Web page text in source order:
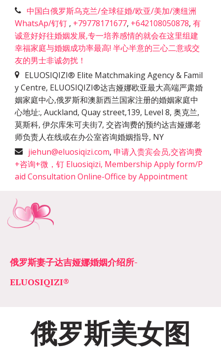
中国白俄罗斯乌克兰/全球征婚/欧亚/美加/澳纽洲
WhatsAp/钉钉 , +79778171677, +642108050878, 有
诚意好好往婚姻发展,专一培养感情的就会在这里组建
幸福家庭与婚姻成功率最高! 半心半意的三心二意或交
友的男士非诚勿扰！
ELUOSIQIZI® Elite Matchmaking Agency & Famil
y Centre, ELUOSIQIZI®达吉娅娜欧亚最大高端严肃婚
姻家庭中心,俄罗斯和澳新西兰国家注册的婚姻家庭中
心地址:, Auckland, Quay street,139, Level 8, 奥克兰,
莫斯科, 伊尔库朱可夫街7, 交咨询费的预约达吉娅娜老
师负责人在线或在办公室咨询婚姻指导, NY
jiehun@eluosiqizi.com, 申请入贵宾会员,交咨询费
+咨询+微，钉 Eluosiqizi, Membership Apply form/P
aid Consultation Online-Office by Appointment
俄罗斯妻子达吉娅娜婚姻介绍所­­
ELUOSIQIZI®
俄罗斯美女图